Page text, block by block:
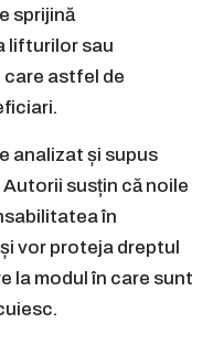
sprijină
lifturilor sau
astfel de
analizat și supus
susțin că noile
în
vor proteja dreptul
la modul în care sunt